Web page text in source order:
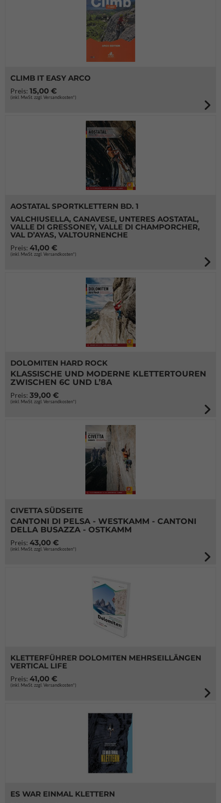
CLIMB IT EASY ARCO
Preis: 15,00 €
(inkl. MwSt. zzgl. Versandkosten*)
AOSTATAL SPORTKLETTERN BD. 1
VALCHIUSELLA, CANAVESE, UNTERES AOSTATAL,
VALLE DI GRESSONEY, VALLE DI CHAMPORCHER,
VAL D’AYAS, VALTOURNENCHE
Preis: 41,00 €
(inkl. MwSt. zzgl. Versandkosten*)
DOLOMITEN HARD ROCK
KLASSISCHE UND MODERNE KLETTERTOUREN
ZWISCHEN 6C UND L’8A
Preis: 39,00 €
(inkl. MwSt. zzgl. Versandkosten*)
CIVETTA SÜDSEITE
CANTONI DI PELSA - WESTKAMM - CANTONI
DELLA BUSAZZA - OSTKAMM
Preis: 43,00 €
(inkl. MwSt. zzgl. Versandkosten*)
KLETTERFÜHRER DOLOMITEN MEHRSEILLÄNGEN
VERTICAL LIFE
Preis: 41,00 €
(inkl. MwSt. zzgl. Versandkosten*)
ES WAR EINMAL KLETTERN